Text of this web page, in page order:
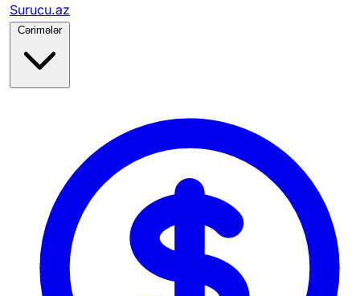
Surucu.az
Cərimələr